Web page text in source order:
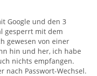
Google und den 3
gesperrt mit dem
gewesen von einer
hin und her, ich habe
nichts empfangen.
nach Passwort-Wechsel.